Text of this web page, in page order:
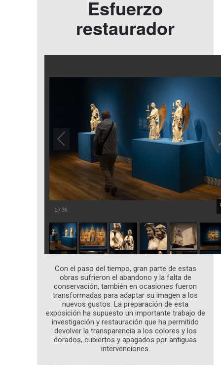
Esfuerzo
restaurador
1 / 36
Con el paso del tiempo, gran parte de estas
obras sufrieron el abandono y la falta de
conservación, también en ocasiones fueron
transformadas para adaptar su imagen a los
nuevos gustos. La preparación de esta
exposición ha supuesto un importante trabajo de
investigación y restauración que ha permitido
devolver la transparencia a los colores y los
dorados, cubiertos y apagados por antiguas
intervenciones.